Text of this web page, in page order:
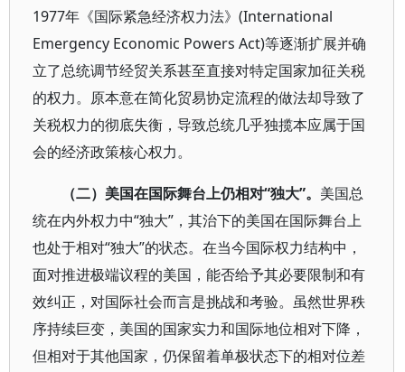
1977年《国际紧急经济权力法》(International
Emergency Economic Powers Act)等逐渐扩展并确
立了总统调节经贸关系甚至直接对特定国家加征关税
的权力。原本意在简化贸易协定流程的做法却导致了
关税权力的彻底失衡，导致总统几乎独揽本应属于国
会的经济政策核心权力。
（二）美国在国际舞台上仍相对“独大”。 美国总
统在内外权力中“独大”，其治下的美国在国际舞台上
也处于相对“独大”的状态。在当今国际权力结构中，
面对推进极端议程的美国，能否给予其必要限制和有
效纠正，对国际社会而言是挑战和考验。虽然世界秩
序持续巨变，美国的国家实力和国际地位相对下降，
但相对于其他国家，仍保留着单极状态下的相对位差